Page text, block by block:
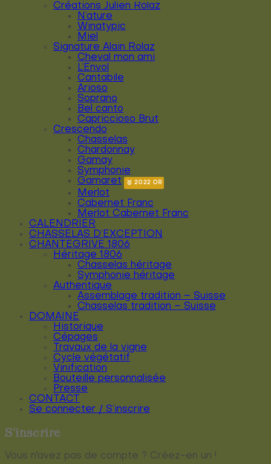
Créations Julien Rolaz
N’ature
Winatypic
Miel
Signature Alain Rolaz
Cheval mon ami
L’Envol
Cantabile
Arioso
Soprano
Bel canto
Capriccioso Brut
Crescendo
Chasselas
Chardonnay
Gamay
Symphonie
Gamaret
Merlot
Cabernet Franc
Merlot Cabernet Franc
CALENDRIER
CHASSELAS D’EXCEPTION
CHANTEGRIVE 1806
Héritage 1806
Chasselas héritage
Symphonie héritage
Authentique
Assemblage tradition – Suisse
Chasselas tradition – Suisse
DOMAINE
Historique
Cépages
Travaux de la vigne
Cycle végétatif
Vinification
Bouteille personnalisée
Presse
CONTACT
Se connecter / S’inscrire
S’inscrire
Vous n'avez pas de compte ? Créez-en un !